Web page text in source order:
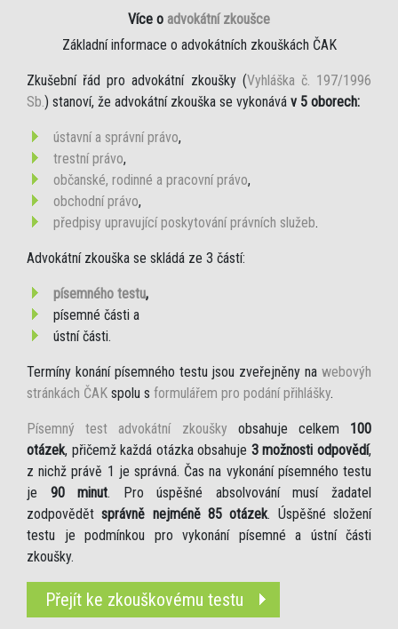
Více o advokátní zkoušce
Základní informace o advokátních zkouškách ČAK
Zkušební řád pro advokátní zkoušky (Vyhláška č. 197/1996
Sb.) stanoví, že advokátní zkouška se vykonává v 5 oborech:
ústavní a správní právo,
trestní právo,
občanské, rodinné a pracovní právo,
obchodní právo,
předpisy upravující poskytování právních služeb.
Advokátní zkouška se skládá ze 3 částí:
písemného testu,
písemné části a
ústní části.
Termíny konání písemného testu jsou zveřejněny na webovýh
stránkách ČAK spolu s formulářem pro podání přihlášky.
Písemný test advokátní zkoušky obsahuje celkem 100
otázek, přičemž každá otázka obsahuje 3 možnosti odpovědí,
z nichž právě 1 je správná. Čas na vykonání písemného testu
je 90 minut. Pro úspěšné absolvování musí žadatel
zodpovědětsprávně nejméně 85 otázek. Úspěšné složení
testu je podmínkou pro vykonání písemné a ústní části
zkoušky.
Přejít ke zkouškovému testu